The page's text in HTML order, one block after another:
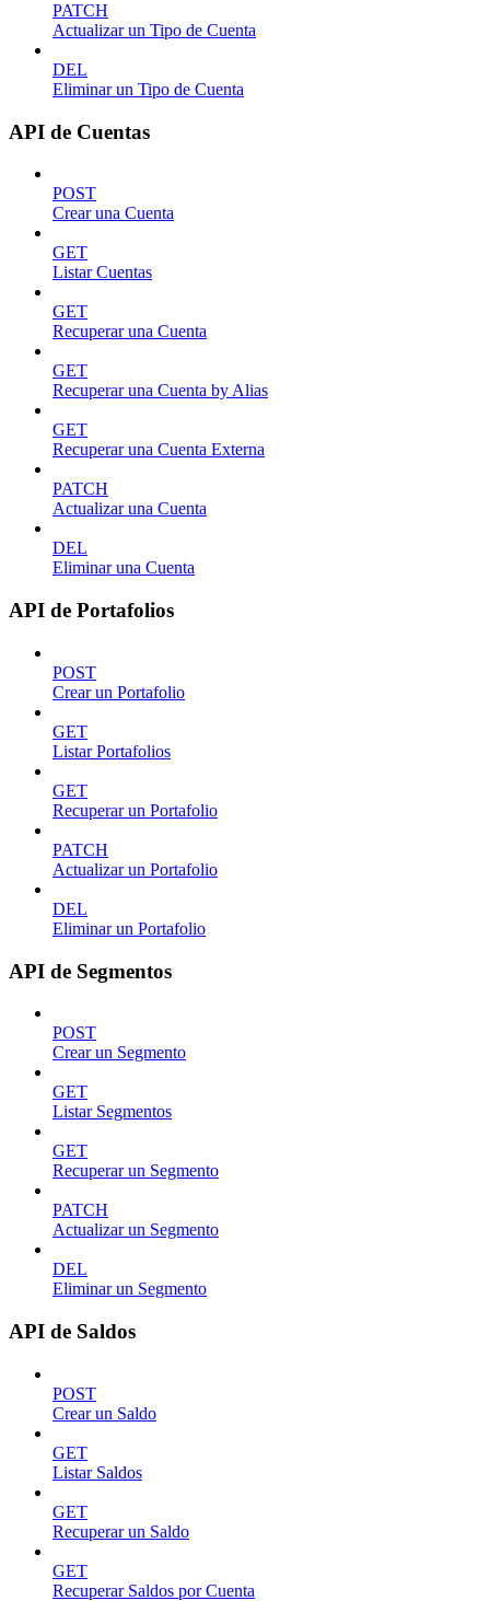
PATCH
Actualizar un Tipo de Cuenta
DEL
Eliminar un Tipo de Cuenta
API de Cuentas
POST
Crear una Cuenta
GET
Listar Cuentas
GET
Recuperar una Cuenta
GET
Recuperar una Cuenta by Alias
GET
Recuperar una Cuenta Externa
PATCH
Actualizar una Cuenta
DEL
Eliminar una Cuenta
API de Portafolios
POST
Crear un Portafolio
GET
Listar Portafolios
GET
Recuperar un Portafolio
PATCH
Actualizar un Portafolio
DEL
Eliminar un Portafolio
API de Segmentos
POST
Crear un Segmento
GET
Listar Segmentos
GET
Recuperar un Segmento
PATCH
Actualizar un Segmento
DEL
Eliminar un Segmento
API de Saldos
POST
Crear un Saldo
GET
Listar Saldos
GET
Recuperar un Saldo
GET
Recuperar Saldos por Cuenta